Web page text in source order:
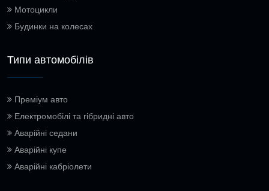
Мотоцикли
Будинки на колесах
Типи автомобілів
Преміум авто
Електромобілі та гібридні авто
Аварійні седани
Аварійні купе
Аварійні кабріолети